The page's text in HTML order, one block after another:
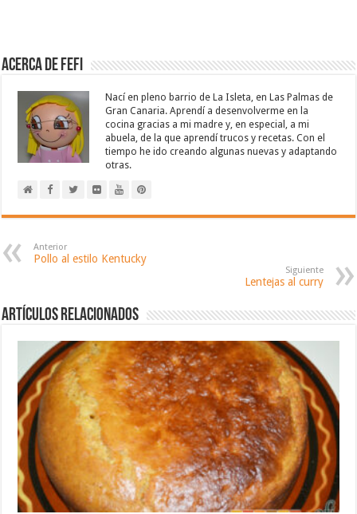
Acerca de Fefi
Nací en pleno barrio de La Isleta, en Las Palmas de
Gran Canaria. Aprendí a desenvolverme en la
cocina gracias a mi madre y, en especial, a mi
abuela, de la que aprendí trucos y recetas. Con el
tiempo he ido creando algunas nuevas y adaptando
otras.
Anterior
Pollo al estilo Kentucky
Siguiente
Lentejas al curry
Artículos relacionados